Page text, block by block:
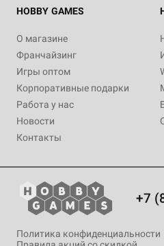
HOBBY GAMES
О магазине
Франчайзинг
Игры оптом
Корпоративные подарки
Работа у нас
Новости
Контакты
+7
Политика конфиденциальности